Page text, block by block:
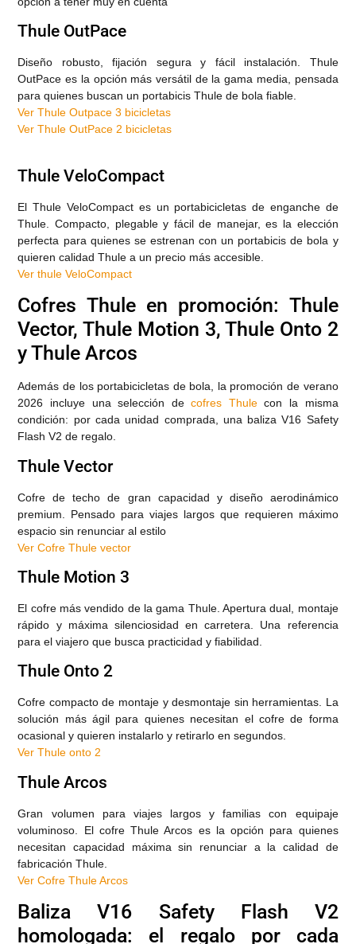
Thule OutPace
Diseño robusto, fijación segura y fácil instalación. Thule
OutPace es la opción más versátil de la gama media, pensada
para quienes buscan un portabicis Thule de bola fiable.
Ver Thule Outpace 3 bicicletas
Ver Thule OutPace 2 bicicletas
Thule VeloCompact
El Thule VeloCompact es un portabicicletas de enganche de
Thule. Compacto, plegable y fácil de manejar, es la elección
perfecta para quienes se estrenan con un portabicis de bola y
quieren calidad Thule a un precio más accesible.
Ver thule VeloCompact
Cofres Thule en promoción: Thule
Vector, Thule Motion 3, Thule Onto 2
y Thule Arcos
Además de los portabicicletas de bola, la promoción de verano
2026 incluye una selección decofres Thulecon la misma
condición: por cada unidad comprada, una baliza V16 Safety
Flash V2 de regalo.
Thule Vector
Cofre de techo de gran capacidad y diseño aerodinámico
premium. Pensado para viajes largos que requieren máximo
espacio sin renunciar al estilo
Ver Cofre Thule vector
Thule Motion 3
El cofre más vendido de la gama Thule. Apertura dual, montaje
rápido y máxima silenciosidad en carretera. Una referencia
para el viajero que busca practicidad y fiabilidad.
Thule Onto 2
Cofre compacto de montaje y desmontaje sin herramientas. La
solución más ágil para quienes necesitan el cofre de forma
ocasional y quieren instalarlo y retirarlo en segundos.
Ver Thule onto 2
Thule Arcos
Gran volumen para viajes largos y familias con equipaje
voluminoso. El cofre Thule Arcos es la opción para quienes
necesitan capacidad máxima sin renunciar a la calidad de
fabricación Thule.
Ver Cofre Thule Arcos
Baliza V16 Safety Flash V2
homologada: el regalo por cada